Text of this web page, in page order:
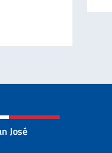
de actividades culturales,
José